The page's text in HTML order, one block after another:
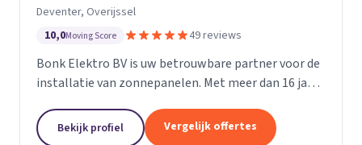
Deventer, Overijssel
10,0Moving Score 49 reviews
Bonk Elektro BV is uw betrouwbare partner voor de
installatie van zonnepanelen. Met meer dan 16 jaar
vakmanschap, kennis van zaken en persoonlijk en...
Bekijk profiel Vergelijk offertes